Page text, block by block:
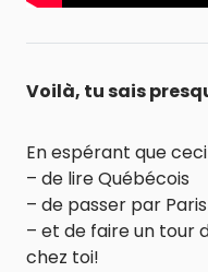
Voilà, tu sais
En espérant que
– de lire Québécois
– de passer par Paris
– et de faire un tour
chez toi!